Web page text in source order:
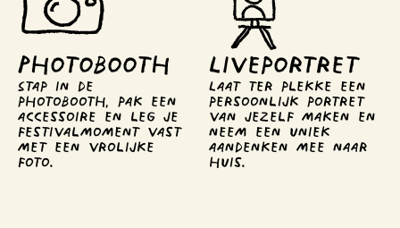
Photo­booth
Stap in de
photobooth, pak een
accessoire en leg je
festivalmoment vast
met een vrolijke
foto.
Live­portret
Laat ter plekke een
persoonlijk portret
van jezelf maken en
neem een uniek
aandenken mee naar
huis.